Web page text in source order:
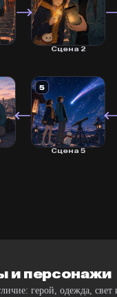
Сцена 2
5
Сцена 5
и персонажи
герой, одежда, свет